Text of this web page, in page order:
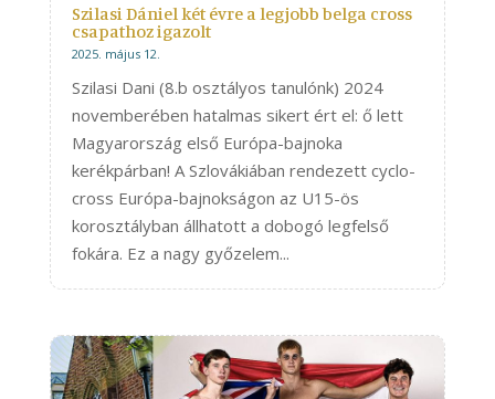
Szilasi Dániel két évre a legjobb belga cross
csapathoz igazolt
2025. május 12.
Szilasi Dani (8.b osztályos tanulónk) 2024
novemberében hatalmas sikert ért el: ő lett
Magyarország első Európa-bajnoka
kerékpárban! A Szlovákiában rendezett cyclo-
cross Európa-bajnokságon az U15-ös
korosztályban állhatott a dobogó legfelső
fokára. Ez a nagy győzelem...